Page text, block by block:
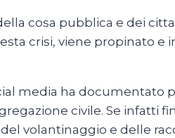
cosa pubblica e dei
crisi, viene propinato e
media ha documentato
civile. Se infatti
volantinaggio e delle